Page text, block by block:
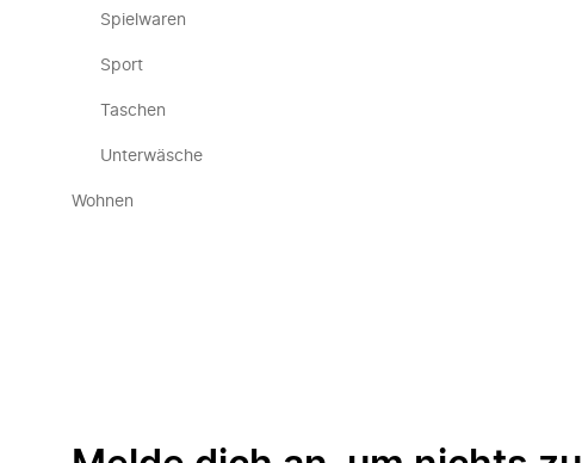
Spielwaren
Sport
Taschen
Unterwäsche
Wohnen